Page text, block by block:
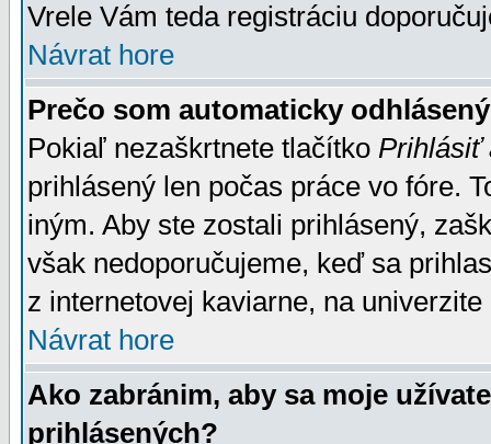
Vrele Vám teda registráciu
Návrat hore
Prečo som automaticky
Pokiaľ nezaškrtnete tlačítko Prihlásiť
prihlásený len počas práce vo fóre.
iným. Aby ste zostali prihlásený,
však nedoporučujeme, keď sa
z internetovej kaviarne, na univerzite
Návrat hore
Ako zabránim, aby sa moje
prihlásených?